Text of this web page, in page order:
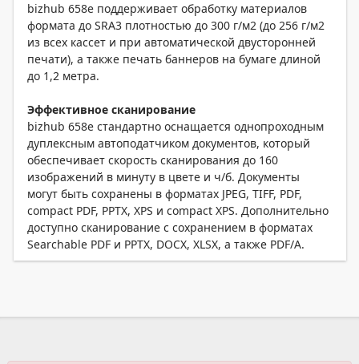
bizhub 658e поддерживает обработку материалов
формата до SRA3 плотностью до 300 г/м2 (до 256 г/м2
из всех кассет и при автоматической двусторонней
печати), а также печать баннеров на бумаге длиной
до 1,2 метра.
Эффективное сканирование
bizhub 658e стандартно оснащается однопроходным
дуплексным автоподатчиком документов, который
обеспечивает скорость сканирования до 160
изображений в минуту в цвете и ч/б. Документы
могут быть сохранены в форматах JPEG, TIFF, PDF,
compact PDF, PPTX, XPS и compact XPS. Дополнительно
доступно сканирование с сохранением в форматах
Searchable PDF и PPTX, DOCX, XLSX, а также PDF/A.